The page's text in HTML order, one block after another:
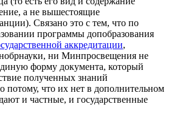
а не вышестоящие
Связано это с тем, что по
программы допобразования
аккредитации,
ни Минпросвещения не
форму документа, который
полученных знаний
потому, что их нет в дополнительном
и частные, и государственные